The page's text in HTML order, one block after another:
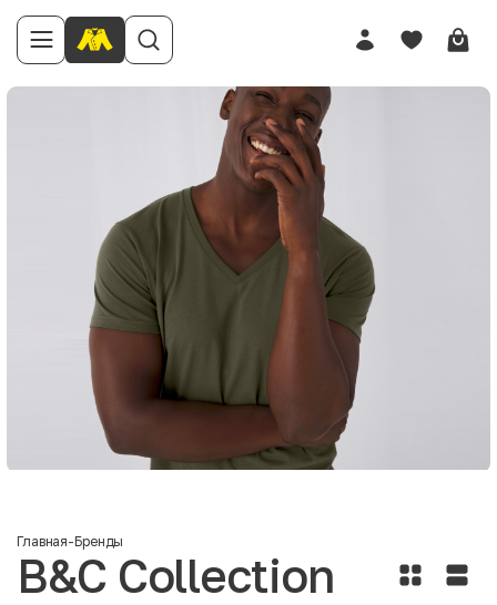
Главная-Бренды
B&C Collection